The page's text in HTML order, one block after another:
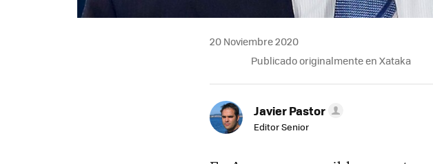
20 Noviembre 2020
Publicado originalmente en Xataka
Javier Pastor
Editor Senior